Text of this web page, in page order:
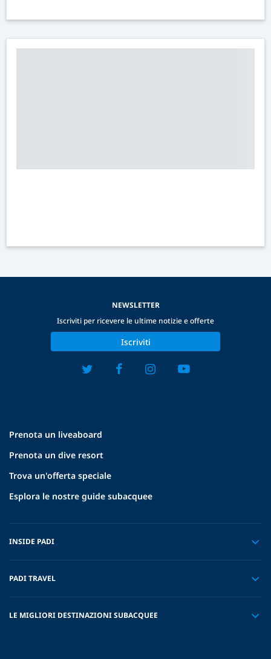
Prenota un liveaboard
Prenota un dive resort
Trova un'offerta speciale
Esplora le nostre guide subacquee
INSIDE PADI
PADI TRAVEL
LE MIGLIORI DESTINAZIONI SUBACQUEE
NEWSLETTER
Iscriviti per ricevere le ultime notizie e offerte
Iscriviti